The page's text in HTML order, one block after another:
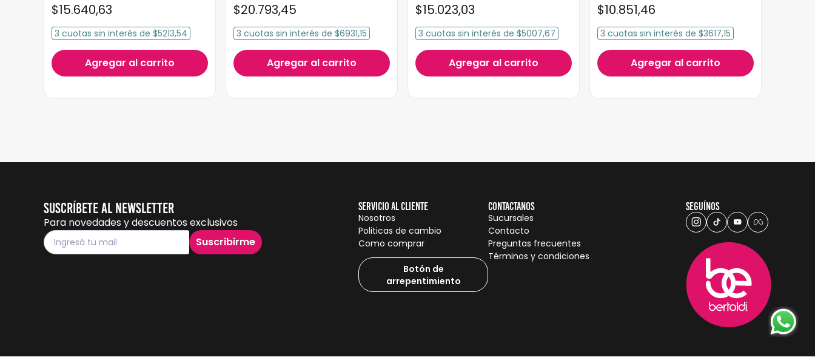
$15.640,63
3 cuotas sin interés de $5213,54
Agregar al carrito
$20.793,45
3 cuotas sin interés de $6931,15
Agregar al carrito
$15.023,03
3 cuotas sin interés de $5007,67
Agregar al carrito
$10.851,46
3 cuotas sin interés de $3617,15
Agregar al carrito
Suscríbete al Newsletter
Para novedades y descuentos exclusivos
Suscribirme
Servicio al cliente
Nosotros
Politicas de cambio
Como comprar
Botón de
arrepentimiento
Contactanos
Sucursales
Contacto
Preguntas frecuentes
Términos y condiciones
Seguínos